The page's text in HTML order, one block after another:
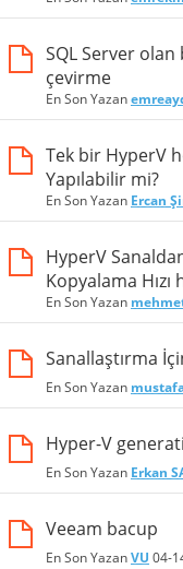
SQL Server olan
çevirme
En Son Yazan
Tek bir HyperV
Yapılabilir mi?
En Son Yazan Ercan
HyperV
Kopyalama Hızı
En Son Yazan
Sanallaştırma
En Son Yazan
Hyper-V
En Son Yazan Erkan
Veeam bacup
En Son YazanVU 04-